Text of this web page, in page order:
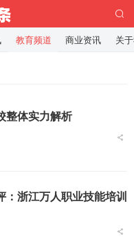
整体实力解析
：浙江万人职业技能培训
教育频道 商业资讯 关